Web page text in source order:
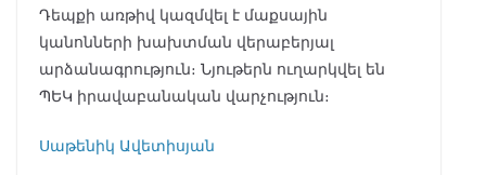
Դեպքի առթիվ կազմվել է մաքսային
կանոնների խախտման վերաբերյալ
արձանագրություն։ Նյութերն ուղարկվել են
ՊԵԿ իրավաբանական վարչություն։
Սաթենիկ Ավետիսյան